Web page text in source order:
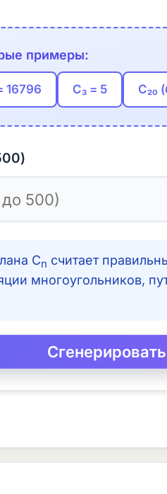
примеры:
16796 C₃ = 5 C₂₀
Cn считает
многоугольников,